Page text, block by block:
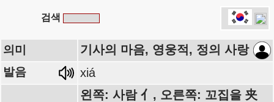
검색
의미 기사의 마음, 영웅적, 정의 사랑
발음 xiá
왼쪽: 사람 亻, 오른쪽: 꼬집을 夹